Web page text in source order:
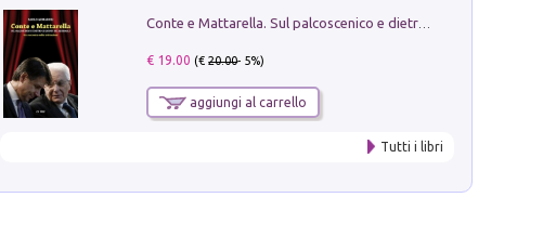
€ 19.00 (€20.00- 5%)
aggiungi al carrello
Tutti i libri